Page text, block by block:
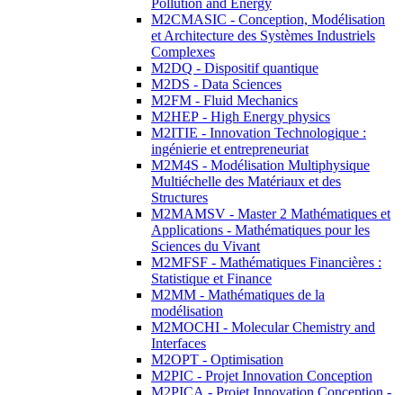
Pollution and Energy
M2CMASIC - Conception, Modélisation
et Architecture des Systèmes Industriels
Complexes
M2DQ - Dispositif quantique
M2DS - Data Sciences
M2FM - Fluid Mechanics
M2HEP - High Energy physics
M2ITIE - Innovation Technologique :
ingénierie et entrepreneuriat
M2M4S - Modélisation Multiphysique
Multiéchelle des Matériaux et des
Structures
M2MAMSV - Master 2 Mathématiques et
Applications - Mathématiques pour les
Sciences du Vivant
M2MFSF - Mathématiques Financières :
Statistique et Finance
M2MM - Mathématiques de la
modélisation
M2MOCHI - Molecular Chemistry and
Interfaces
M2OPT - Optimisation
M2PIC - Projet Innovation Conception
M2PICA - Projet Innovation Conception -